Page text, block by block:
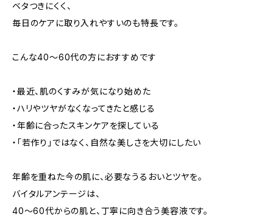
ベタつきにくく、
毎日のケアに取り入れやすいのも特長です。
こんな40〜60代の方におすすめです
・最近、肌のくすみが気になり始めた
・ハリやツヤがなくなってきたと感じる
・年齢に合ったスキンケアを探している
・「若作り」ではなく、自然な美しさを大切にしたい
年齢を重ねた今の肌に、必要なうるおいとツヤを。
バイタルアンテージは、
40〜60代からの肌と、丁寧に向き合う美容液です。